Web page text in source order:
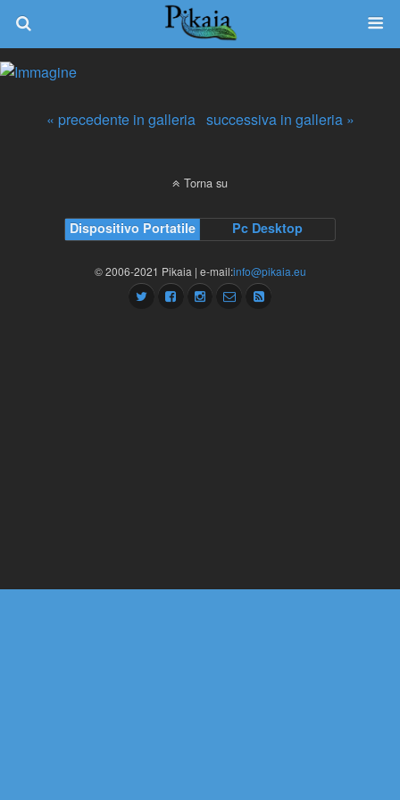
« precedente in galleria successiva in galleria »
Torna su
Dispositivo Portatile Pc Desktop
© 2006-2021 Pikaia | e-mail:info@pikaia.eu